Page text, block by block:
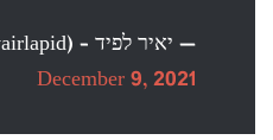
— יאיר לפיד – Yair Lapid (@yairlapid)
December 9, 2021